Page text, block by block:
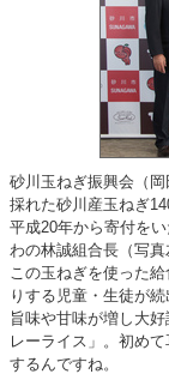
砂川玉ねぎ振興会（
採れた砂川産玉ねぎ
平成20年から寄付を
わの林誠組合長（写真
この玉ねぎを使った
りする児童・生徒が続
旨味や甘味が増し大好
レーライス」。初め
するんですね。